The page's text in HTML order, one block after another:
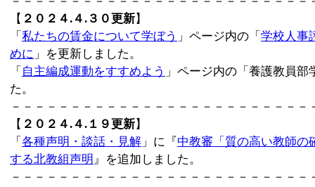
【 ２０２４.４.３０更新】
「 私たちの賃金について学ぼう 」ページ内の「 学校人事
めに 」を更新しました。
「 自主編成運動をすすめよう 」ページ内の「養護教員部
た。
－－－－－－－－－－－－－－－－－－－－－－－－
【 ２０２４.４.１９更新】
「 各種声明・談話・見解 」に『中教審「質の高い教師の
する北教組声明 』を追加しました。
－－－－－－－－－－－－－－－－－－－－－－－－